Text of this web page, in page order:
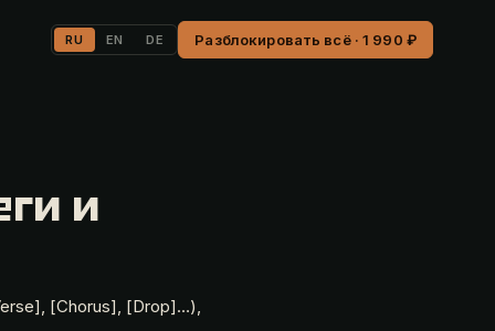
RU EN DE Разблокировать всё · 1 990 ₽
и
[Chorus], [Drop]…),